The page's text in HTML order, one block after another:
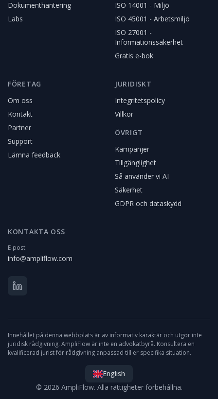
Dokumenthantering
Labs
ISO 14001 - Miljö
ISO 45001 - Arbetsmiljö
ISO 27001 -
Informationssäkerhet
Gratis e-bok
FÖRETAG
Om oss
Kontakt
Partner
Support
Lämna feedback
JURIDISKT
Integritetspolicy
Villkor
ÖVRIGT
Kampanjer
Tillgänglighet
Så använder vi AI
Säkerhet
GDPR och dataskydd
KONTAKTA OSS
E-post
info@ampliflow.com
Innehållet på denna webbplats är av informativ karaktär och utgör inte
juridisk rådgivning. AmpliFlow är inte en advokatbyrå. Konsultera en
kvalificerad jurist för rådgivning anpassad till er specifika situation.
© 2026 AmpliFlow. Alla rättigheter förbehållna.
English